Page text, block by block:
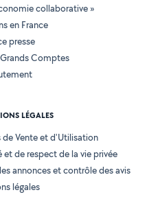
collaborative »
en France
presse
Comptes
LÉGALES
Vente et d'Utilisation
de respect de la vie privée
annonces et contrôle des avis
légales